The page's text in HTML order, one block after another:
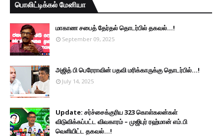
பொலிட்டிக்கல் மேனியா
மாகாண சபைத் தேர்தல் தொடர்பில் தகவல்...!
September 09, 2025
அஜித் பி பெரேராவின் பதவி மரிக்காருக்கு தொடர்பில்...!
July 14, 2025
Update: சர்ச்சைக்குரிய 323 கொள்கலன்கள்
விடுவிக்கப்பட்ட விவகாரம் – முஜிபுர் ரஹ்மான் எம்.பி
வெளியிட்ட தகவல்...!